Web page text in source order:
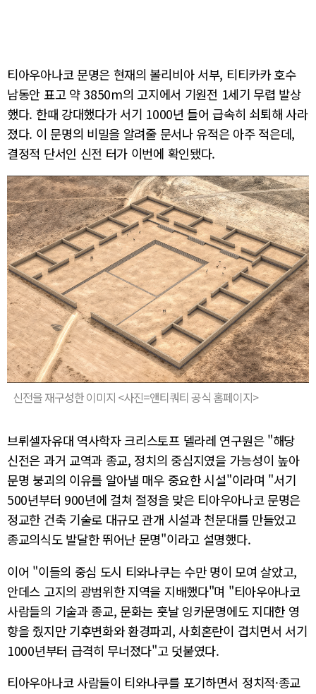
티아우아나코 문명은 현재의 볼리비아 서부, 티티카카 호수
남동안 표고 약 3850m의 고지에서 기원전 1세기 무렵 발상
했다. 한때 강대했다가 서기 1000년 들어 급속히 쇠퇴해 사라
졌다. 이 문명의 비밀을 알려줄 문서나 유적은 아주 적은데,
결정적 단서인 신전 터가 이번에 확인됐다.
신전을 재구성한 이미지 <사진=앤티쿼티 공식 홈페이지>
브뤼셀자유대 역사학자 크리스토프 델라레 연구원은 "해당
신전은 과거 교역과 종교, 정치의 중심지였을 가능성이 높아
문명 붕괴의 이유를 알아낼 매우 중요한 시설"이라며 "서기
500년부터 900년에 걸쳐 절정을 맞은 티아우아나코 문명은
정교한 건축 기술로 대규모 관개 시설과 천문대를 만들었고
종교의식도 발달한 뛰어난 문명"이라고 설명했다.
이어 "이들의 중심 도시 티와나쿠는 수만 명이 모여 살았고,
안데스 고지의 광범위한 지역을 지배했다"며 "티아우아나코
사람들의 기술과 종교, 문화는 훗날 잉카문명에도 지대한 영
향을 줬지만 기후변화와 환경파괴, 사회혼란이 겹치면서 서기
1000년부터 급격히 무너졌다"고 덧붙였다.
티아우아나코 사람들이 티와나쿠를 포기하면서 정치적·종교